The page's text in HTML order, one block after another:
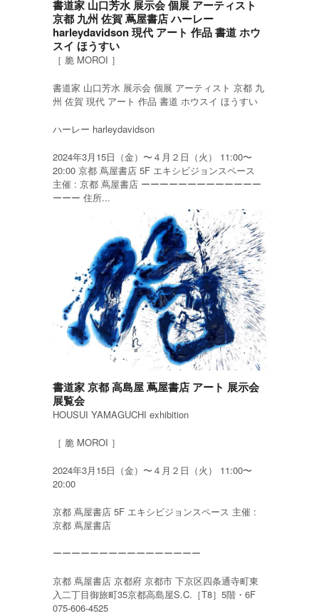
書道家 山口芳水 展示会 個展 アーティスト
京都 九州 佐賀 蔦屋書店 ハーレー
harleydavidson 現代 アート 作品 書道 ホウ
スイ ほうすい
［ 脆 MOROI ］
書道家 山口芳水 展示会 個展 アーティスト 京都 九
州 佐賀 現代 アート 作品 書道 ホウスイ ほうすい
ハーレー harleydavidson
2024年3月15日（金）〜４月２日（火） 11:00〜
20:00 京都 蔦屋書店 5F エキシビジョンスペース
主催 : 京都 蔦屋書店 ーーーーーーーーーーーーー
ーーー 住所...
書道家 京都 高島屋 蔦屋書店 アート 展示会
展覧会
HOUSUI YAMAGUCHI exhibition
［ 脆 MOROI ］
2024年3月15日（金）〜４月２日（火） 11:00〜
20:00
京都 蔦屋書店 5F エキシビジョンスペース 主催 :
京都 蔦屋書店
ーーーーーーーーーーーーーーーー
京都 蔦屋書店 京都府 京都市 下京区四条通寺町東
入二丁目御旅町35京都高島屋S.C.［T8］5階・6F
075-606-4525